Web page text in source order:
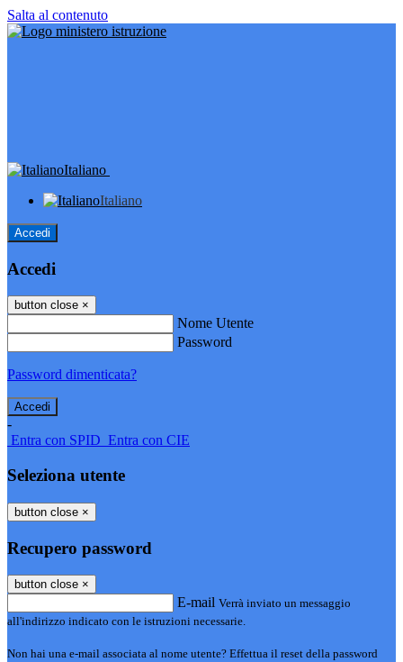
Salta al contenuto
Italiano
Italiano
Accedi
Accedi
button close ×
Nome Utente
Password
Password dimenticata?
-
Entra con SPID Entra con CIE
Seleziona utente
button close ×
Recupero password
button close ×
E-mail Verrà inviato un messaggio
all'indirizzo indicato con le istruzioni necessarie.
Non hai una e-mail associata al nome utente? Effettua il reset della password